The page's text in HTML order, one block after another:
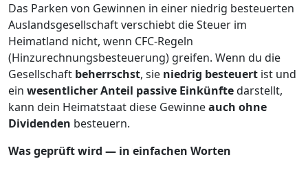
Das Parken von Gewinnen in einer niedrig besteuerten
Auslands­gesellschaft verschiebt die Steuer im
Heimatland nicht, wenn CFC-Regeln
(Hinzurechnungsbesteuerung) greifen. Wenn du die
Gesellschaft beherrschst, sie niedrig besteuert ist und
ein wesentlicher Anteil passive Einkünftedarstellt,
kann dein Heimatstaat diese Gewinneauch ohne
Dividenden besteuern.
Was geprüft wird — in einfachen Worten